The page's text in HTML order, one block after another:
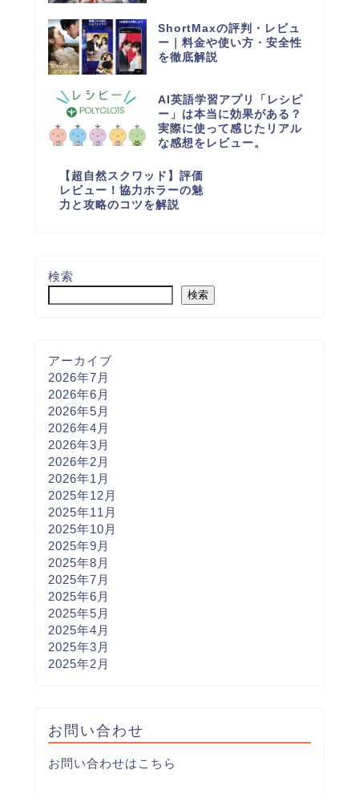
ShortMaxの評判・レビュ
ー｜料金や使い方・安全性
を徹底解説
AI英語学習アプリ「レシピ
ー」は本当に効果がある？
実際に使って感じたリアル
な感想をレビュー。
【超自然スクワッド】評価
レビュー！協力ホラーの魅
力と攻略のコツを解説
検索
検索
アーカイブ
2026年7月
2026年6月
2026年5月
2026年4月
2026年3月
2026年2月
2026年1月
2025年12月
2025年11月
2025年10月
2025年9月
2025年8月
2025年7月
2025年6月
2025年5月
2025年4月
2025年3月
2025年2月
お問い合わせ
お問い合わせはこちら